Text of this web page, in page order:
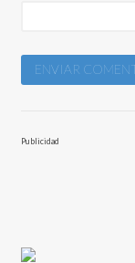
Publicidad